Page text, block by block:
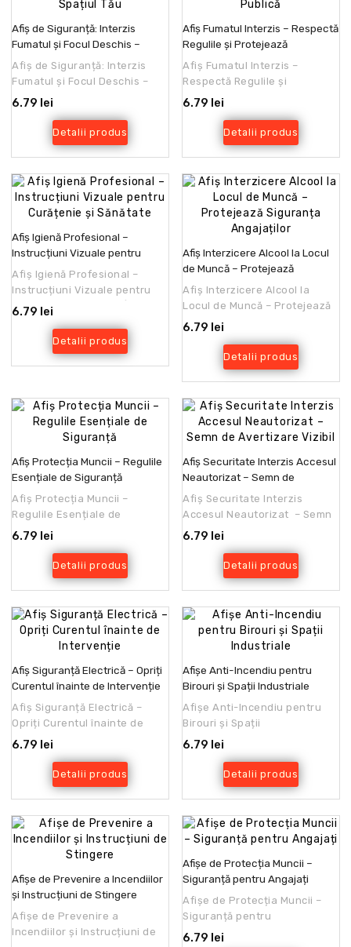
Afiș de Siguranță: Interzis
Fumatul și Focul Deschis –
Protejează Spațiul Tău
Afiș de Siguranță: Interzis
Fumatul și Focul Deschis –
Protejează Spațiul
TăuCumpără afișul de sigur..
6.79 lei
Detalii produs
Afiș Fumatul Interzis – Respectă
Regulile și Protejează
Sănătatea Publică
Afiș Fumatul Interzis –
Respectă Regulile și
Protejează Sănătatea
PublicăFumatul în spațiile
publice..
6.79 lei
Detalii produs
Afiș Igienă Profesional –
Instrucțiuni Vizuale pentru
Curățenie și Sănătate
Afiș Igienă Profesional –
Instrucțiuni Vizuale pentru
Curățenie și SănătateÎn
mediul profesional, ig..
6.79 lei
Detalii produs
Afiș Interzicere Alcool la Locul
de Muncă – Protejează
Siguranța Angajaților
Afiș Interzicere Alcool la
Locul de Muncă – Protejează
Siguranța
AngajațilorConsumul de
alcool la lo..
6.79 lei
Detalii produs
Afiș Protecția Muncii – Regulile
Esențiale de Siguranță
Afiș Protecția Muncii –
Regulile Esențiale de
SiguranțăProtecția Muncii,
cunoscută și sub denumirea ..
6.79 lei
Detalii produs
Afiș Securitate Interzis Accesul
Neautorizat – Semn de
Avertizare Vizibil
Afiș Securitate Interzis
Accesul Neautorizat – Semn
de Avertizare VizibilAfișul de
securitate ..
6.79 lei
Detalii produs
Afiș Siguranță Electrică – Opriți
Curentul înainte de Intervenție
Afiș Siguranță Electrică –
Opriți Curentul înainte de
IntervențieElectricitatea este
una dintre cele..
6.79 lei
Detalii produs
Afișe Anti-Incendiu pentru
Birouri și Spații Industriale
Afișe Anti-Incendiu pentru
Birouri și Spații
IndustrialeIndiferent dacă
gestionați un birou modern, ..
6.79 lei
Detalii produs
Afișe de Prevenire a Incendiilor
și Instrucțiuni de Stingere
Afișe de Prevenire a
Incendiilor și Instrucțiuni de
Afișe de Protecția Muncii –
Siguranță pentru Angajați
Afișe de Protecția Muncii –
Siguranță pentru
AngajațiProtecția muncii este
6.79 lei